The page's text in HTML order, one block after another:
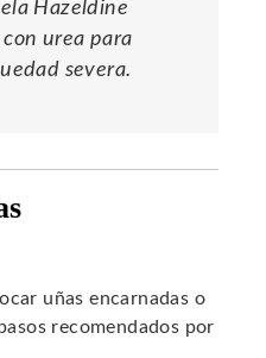
Hazeldine
urea para
severa.
uñas encarnadas o
recomendados por